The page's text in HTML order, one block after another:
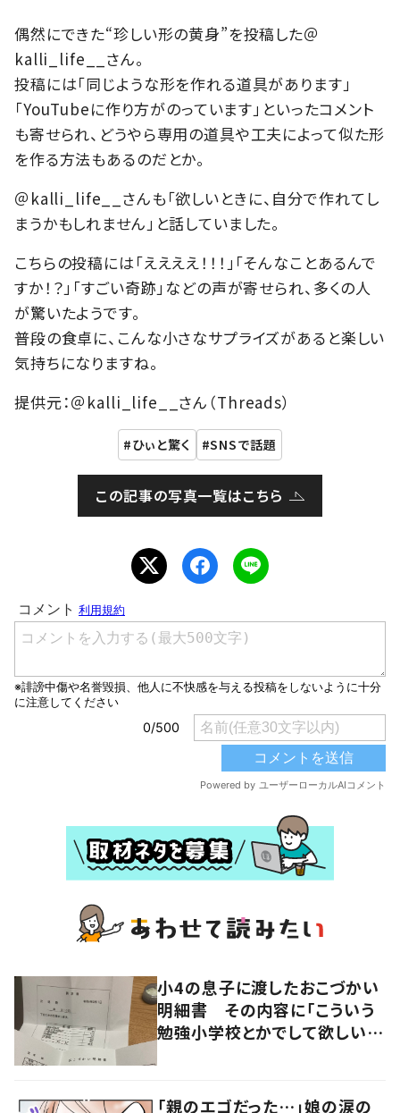
偶然にできた“珍しい形の黄身”を投稿した＠
kalli_life__さん。
投稿には「同じような形を作れる道具があります」
「YouTubeに作り方がのっています」といったコメント
も寄せられ、どうやら専用の道具や工夫によって似た形
を作る方法もあるのだとか。
＠kalli_life__さんも「欲しいときに、自分で作れてし
まうかもしれません」と話していました。
こちらの投稿には「ええええ！！！」「そんなことあるんで
すか！？」「すごい奇跡」などの声が寄せられ、多くの人
が驚いたようです。
普段の食卓に、こんな小さなサプライズがあると楽しい
気持ちになりますね。
提供元：＠kalli_life__さん（Threads）
ひぃと驚く SNSで話題
この記事の写真一覧はこちら
小4の息子に渡したおこづかい
明細書 その内容に「こういう
勉強小学校とかでして欲しい」
「親のエゴだった…」娘の涙の